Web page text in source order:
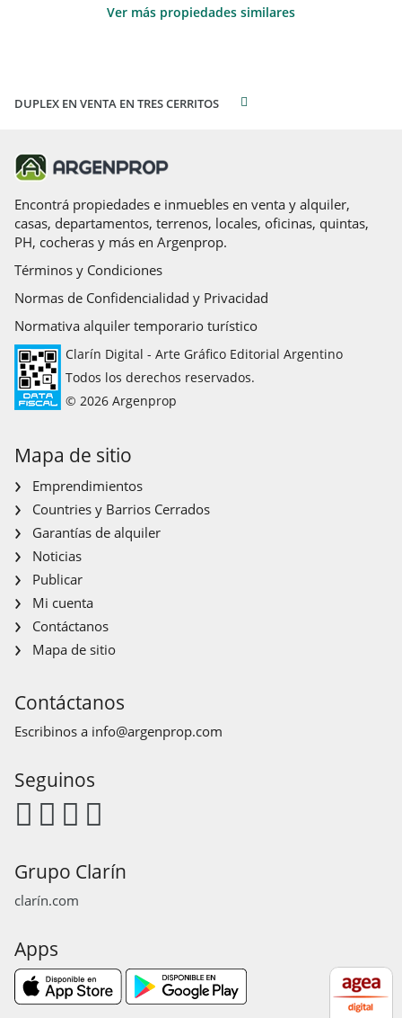
Ver más propiedades similares
DUPLEX EN VENTA EN TRES CERRITOS
Encontrá propiedades e inmuebles en venta y alquiler,
casas, departamentos, terrenos, locales, oficinas, quintas,
PH, cocheras y más en Argenprop.
Términos y Condiciones
Normas de Confidencialidad y Privacidad
Normativa alquiler temporario turístico
Clarín Digital - Arte Gráfico Editorial Argentino
Todos los derechos reservados.
© 2026 Argenprop
Mapa de sitio
Emprendimientos
Countries y Barrios Cerrados
Garantías de alquiler
Noticias
Publicar
Mi cuenta
Contáctanos
Mapa de sitio
Contáctanos
Escribinos a info@argenprop.com
Seguinos
Grupo Clarín
clarín.com
Apps